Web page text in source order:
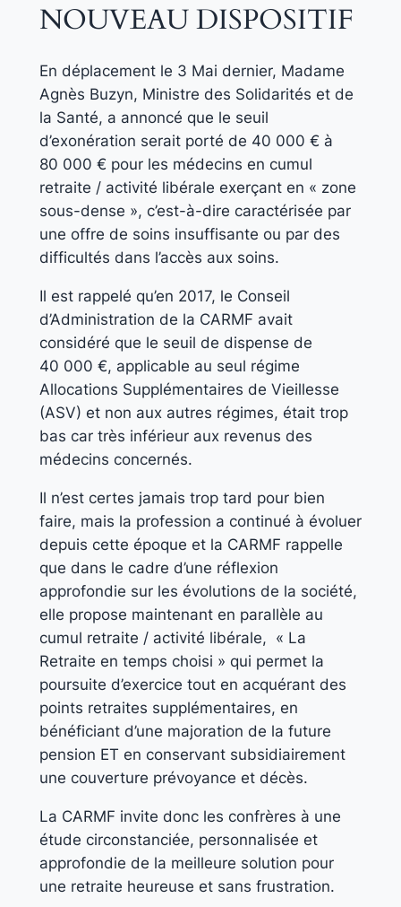
NOUVEAU DISPOSITIF
En déplacement le 3 Mai dernier, Madame
Agnès Buzyn, Ministre des Solidarités et de
la Santé, a annoncé que le seuil
d’exonération serait porté de 40 000 € à
80 000 € pour les médecins en cumul
retraite / activité libérale exerçant en « zone
sous-dense », c’est-à-dire caractérisée par
une offre de soins insuffisante ou par des
difficultés dans l’accès aux soins.
Il est rappelé qu’en 2017, le Conseil
d’Administration de la CARMF avait
considéré que le seuil de dispense de
40 000 €, applicable au seul régime
Allocations Supplémentaires de Vieillesse
(ASV) et non aux autres régimes, était trop
bas car très inférieur aux revenus des
médecins concernés.
Il n’est certes jamais trop tard pour bien
faire, mais la profession a continué à évoluer
depuis cette époque et la CARMF rappelle
que dans le cadre d’une réflexion
approfondie sur les évolutions de la société,
elle propose maintenant en parallèle au
cumul retraite / activité libérale, « La
Retraite en temps choisi » qui permet la
poursuite d’exercice tout en acquérant des
points retraites supplémentaires, en
bénéficiant d’une majoration de la future
pension ET en conservant subsidiairement
une couverture prévoyance et décès.
La CARMF invite donc les confrères à une
étude circonstanciée, personnalisée et
approfondie de la meilleure solution pour
une retraite heureuse et sans frustration.